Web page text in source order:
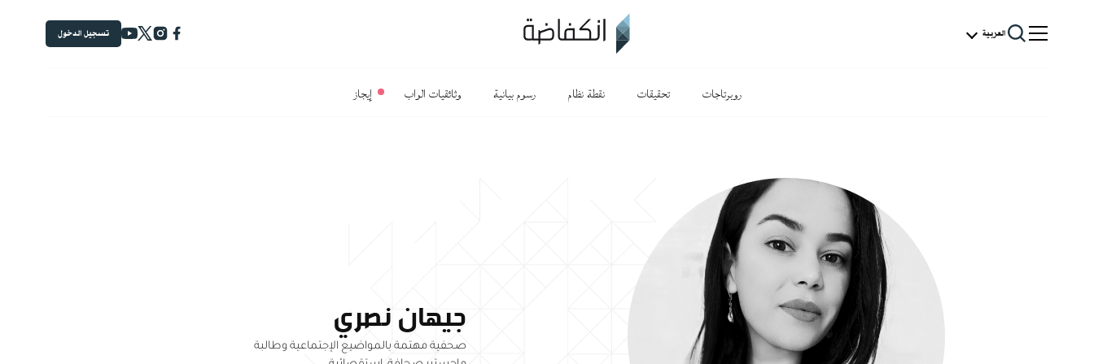
العربية تسجيل الدخول
روبرتاجات تحقيقات نقطة نظام رسوم بيانية وثائقيات الواب إيجاز
جيهان نصري
صحفية مهتمة بالمواضيع الإجتماعية وطالبة